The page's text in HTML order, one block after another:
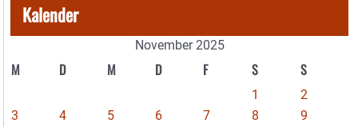
Kalender
November 2025
M D M D F S S
1
2
3
4 5 6 7 8
9